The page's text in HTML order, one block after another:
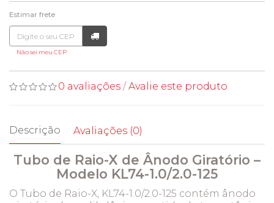
Estimar frete
Não sei meu CEP
0 avaliações / Avalie este produto
Descrição Avaliações (0)
Tubo de Raio-X de Ânodo Giratório –
Modelo KL74-1.0/2.0-125
O Tubo de Raio-X, KL74-1.0/2.0-125 contém ânodo